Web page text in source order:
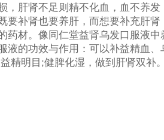
，肝肾不足则精不化血，血不养发
要补肾也要养肝，而想要补充肝肾
药材。像同仁堂益肾乌发口服液中
液的功效与作用：可以补益精血、
精明目;健脾化湿，做到肝肾双补